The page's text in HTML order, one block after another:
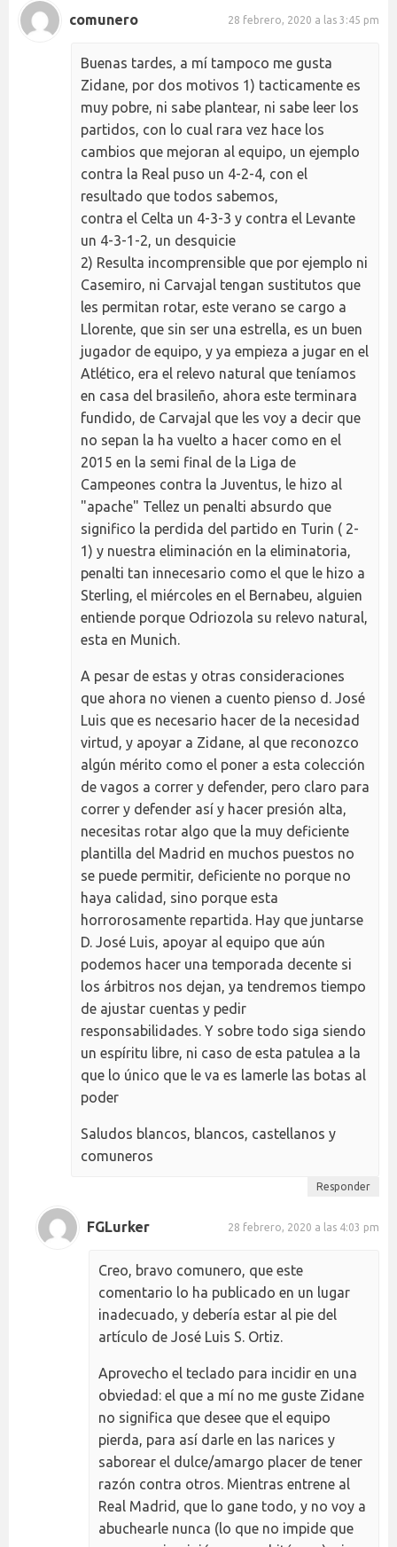
comunero 28 febrero, 2020 a las 3:45 pm
Buenas tardes, a mí tampoco me gusta
Zidane, por dos motivos 1) tacticamente es
muy pobre, ni sabe plantear, ni sabe leer los
partidos, con lo cual rara vez hace los
cambios que mejoran al equipo, un ejemplo
contra la Real puso un 4-2-4, con el
resultado que todos sabemos,
contra el Celta un 4-3-3 y contra el Levante
un 4-3-1-2, un desquicie
2) Resulta incomprensible que por ejemplo ni
Casemiro, ni Carvajal tengan sustitutos que
les permitan rotar, este verano se cargo a
Llorente, que sin ser una estrella, es un buen
jugador de equipo, y ya empieza a jugar en el
Atlético, era el relevo natural que teníamos
en casa del brasileño, ahora este terminara
fundido, de Carvajal que les voy a decir que
no sepan la ha vuelto a hacer como en el
2015 en la semi final de la Liga de
Campeones contra la Juventus, le hizo al
"apache" Tellez un penalti absurdo que
significo la perdida del partido en Turin ( 2-
1) y nuestra eliminación en la eliminatoria,
penalti tan innecesario como el que le hizo a
Sterling, el miércoles en el Bernabeu, alguien
entiende porque Odriozola su relevo natural,
esta en Munich.
A pesar de estas y otras consideraciones
que ahora no vienen a cuento pienso d. José
Luis que es necesario hacer de la necesidad
virtud, y apoyar a Zidane, al que reconozco
algún mérito como el poner a esta colección
de vagos a correr y defender, pero claro para
correr y defender así y hacer presión alta,
necesitas rotar algo que la muy deficiente
plantilla del Madrid en muchos puestos no
se puede permitir, deficiente no porque no
haya calidad, sino porque esta
horrorosamente repartida. Hay que juntarse
D. José Luis, apoyar al equipo que aún
podemos hacer una temporada decente si
los árbitros nos dejan, ya tendremos tiempo
de ajustar cuentas y pedir
responsabilidades. Y sobre todo siga siendo
un espíritu libre, ni caso de esta patulea a la
que lo único que le va es lamerle las botas al
poder
Saludos blancos, blancos, castellanos y
comuneros
Responder
FGLurker 28 febrero, 2020 a las 4:03 pm
Creo, bravo comunero, que este
comentario lo ha publicado en un lugar
inadecuado, y debería estar al pie del
artículo de José Luis S. Ortiz.
Aprovecho el teclado para incidir en una
obviedad: el que a mí no me guste Zidane
no significa que desee que el equipo
pierda, para así darle en las narices y
saborear el dulce/amargo placer de tener
razón contra otros. Mientras entrene al
Real Madrid, que lo gane todo, y no voy a
abuchearle nunca (lo que no impide que